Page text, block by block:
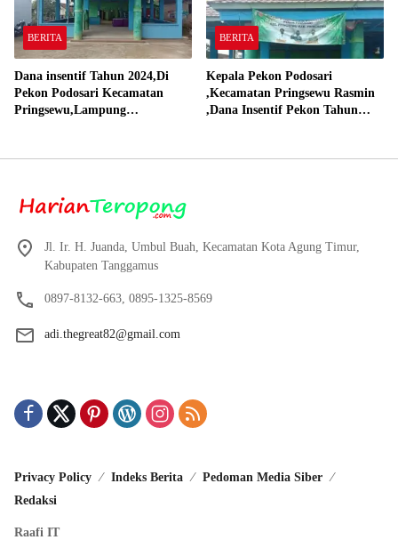
BERITA
Dana insentif Tahun 2024,Di
Pekon Podosari Kecamatan
Pringsewu,Lampung
BERITA
Kepala Pekon Podosari
,Kecamatan Pringsewu Rasmin
,Dana Insentif Pekon Tahun
Jl. Ir. H. Juanda, Umbul Buah, Kecamatan Kota Agung Timur,
Kabupaten Tanggamus
0897-8132-663, 0895-1325-8569
adi.thegreat82@gmail.com
Privacy Policy Indeks Berita
Pedoman Media Siber
Redaksi
Raafi IT